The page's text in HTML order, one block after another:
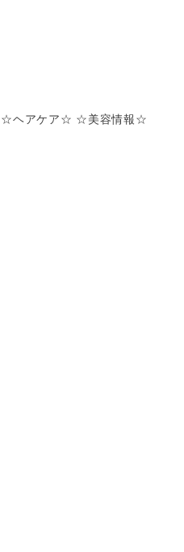
☆ヘアケア☆ ☆美容情報☆